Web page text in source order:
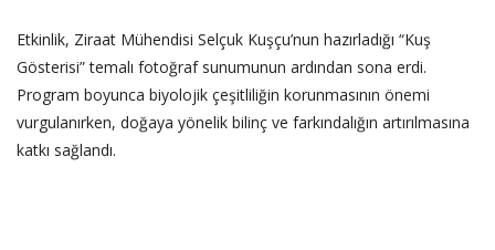
Etkinlik, Ziraat Mühendisi Selçuk Kuşçu’nun hazırladığı “Kuş
Gösterisi” temalı fotoğraf sunumunun ardından sona erdi.
Program boyunca biyolojik çeşitliliğin korunmasının önemi
vurgulanırken, doğaya yönelik bilinç ve farkındalığın artırılmasına
katkı sağlandı.